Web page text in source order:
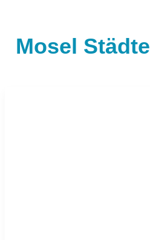
Mosel Städte